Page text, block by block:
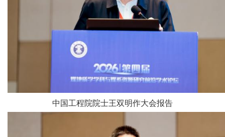
中国工程院院士王双明作大会报告